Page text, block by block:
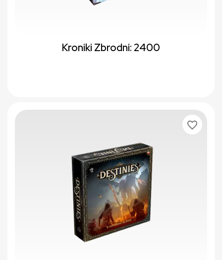
Kroniki Zbrodni: 2400
favorite_border